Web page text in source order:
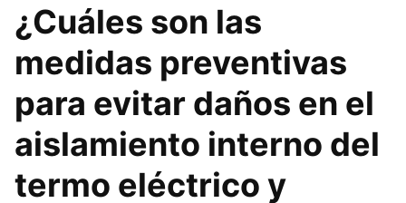
¿Cuáles son las
medidas preventivas
para evitar daños en el
aislamiento interno del
termo eléctrico y